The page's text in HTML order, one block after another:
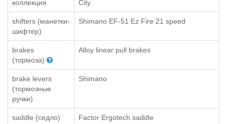
коллекция City
shifters (манетки-
шифтер)
Shimano EF-51 Ez Fire 21 speed
brakes
(тормоза)
Alloy linear pull brakes
brake levers
(тормозные
ручки)
Shimano
saddle (седло) Factor Ergotech saddle